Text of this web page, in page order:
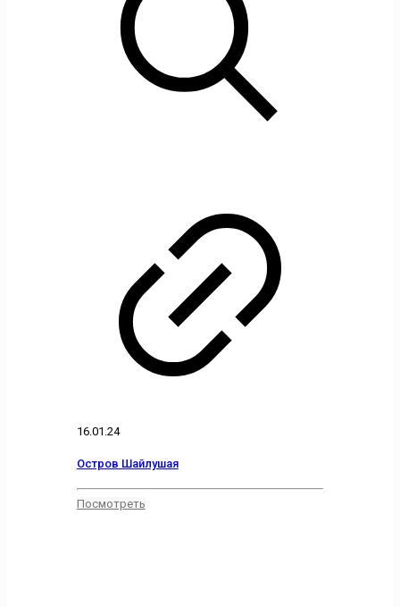
16.01.24
Остров Шайлушая
Посмотреть